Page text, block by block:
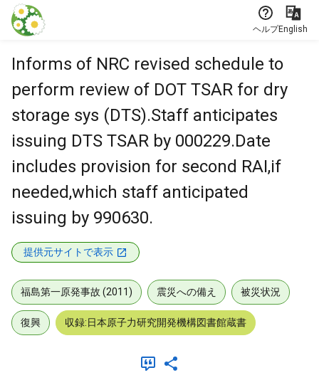
本文に飛ぶ
ヘルプEnglish
Informs of NRC revised schedule to
perform review of DOT TSAR for dry
storage sys (DTS).Staff anticipates
issuing DTS TSAR by 000229.Date
includes provision for second RAI,if
needed,which staff anticipated
issuing by 990630.
提供元サイトで表示
福島第一原発事故 (2011) 震災への備え 被災状況
復興 収録:日本原子力研究開発機構図書館蔵書